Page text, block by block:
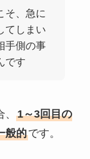
そ、急に
てしまい
手側の事
です
1～3回目の
般的です。